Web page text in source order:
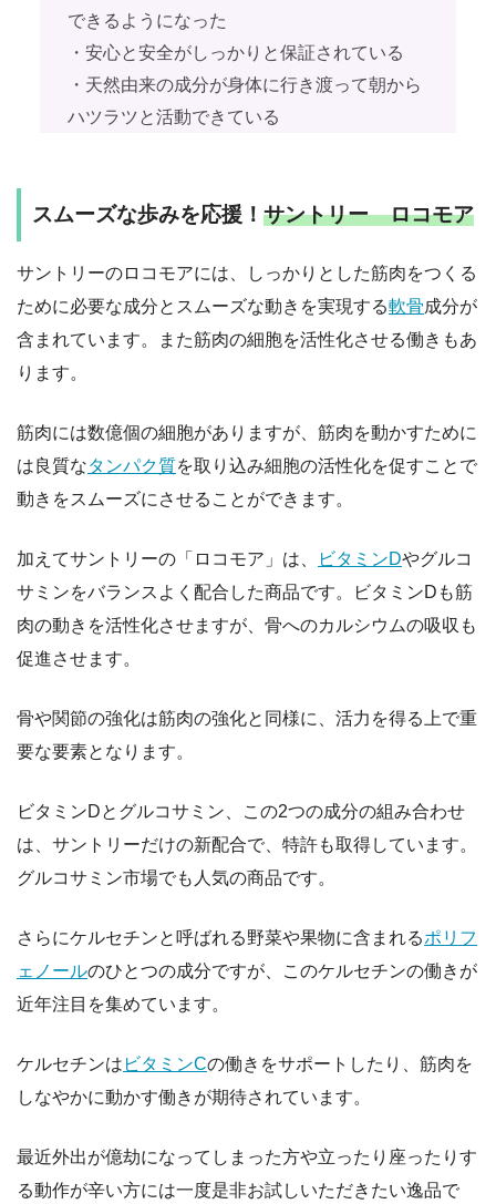
できるようになった
・安心と安全がしっかりと保証されている
・天然由来の成分が身体に行き渡って朝から
ハツラツと活動できている
スムーズな歩みを応援！ サントリー ロコモア
サントリーのロコモアには、しっかりとした筋肉をつくる
ために必要な成分とスムーズな動きを実現する軟骨成分が
含まれています。また筋肉の細胞を活性化させる働きもあ
ります。
筋肉には数億個の細胞がありますが、筋肉を動かすために
は良質なタンパク質を取り込み細胞の活性化を促すことで
動きをスムーズにさせることができます。
加えてサントリーの「ロコモア」は、 ビタミンDやグルコ
サミンをバランスよく配合した商品です。ビタミンDも筋
肉の動きを活性化させますが、骨へのカルシウムの吸収も
促進させます。
骨や関節の強化は筋肉の強化と同様に、活力を得る上で重
要な要素となります。
ビタミンDとグルコサミン、この2つの成分の組み合わせ
は、サントリーだけの新配合で、特許も取得しています。
グルコサミン市場でも人気の商品です。
さらにケルセチンと呼ばれる野菜や果物に含まれるポリフ
ェノールのひとつの成分ですが、このケルセチンの働きが
近年注目を集めています。
ケルセチンは ビタミンCの働きをサポートしたり、筋肉を
しなやかに動かす働きが期待されています。
最近外出が億劫になってしまった方や立ったり座ったりす
る動作が辛い方には一度是非お試しいただきたい逸品で